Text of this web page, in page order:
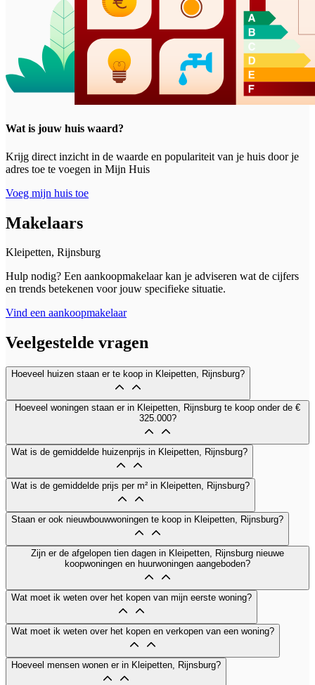
Wat is jouw huis waard?
Krijg direct inzicht in de waarde en populariteit van je huis door je
adres toe te voegen in Mijn Huis
Voeg mijn huis toe
Makelaars
Kleipetten, Rijnsburg
Hulp nodig? Een aankoopmakelaar kan je adviseren wat de cijfers
en trends betekenen voor jouw specifieke situatie.
Vind een aankoopmakelaar
Veelgestelde vragen
Hoeveel huizen staan er te koop in Kleipetten, Rijnsburg?
Hoeveel woningen staan er in Kleipetten, Rijnsburg te koop onder de €
325.000?
Wat is de gemiddelde huizenprijs in Kleipetten, Rijnsburg?
Wat is de gemiddelde prijs per m² in Kleipetten, Rijnsburg?
Staan er ook nieuwbouwwoningen te koop in Kleipetten, Rijnsburg?
Zijn er de afgelopen tien dagen in Kleipetten, Rijnsburg nieuwe
koopwoningen en huurwoningen aangeboden?
Wat moet ik weten over het kopen van mijn eerste woning?
Wat moet ik weten over het kopen en verkopen van een woning?
Hoeveel mensen wonen er in Kleipetten, Rijnsburg?